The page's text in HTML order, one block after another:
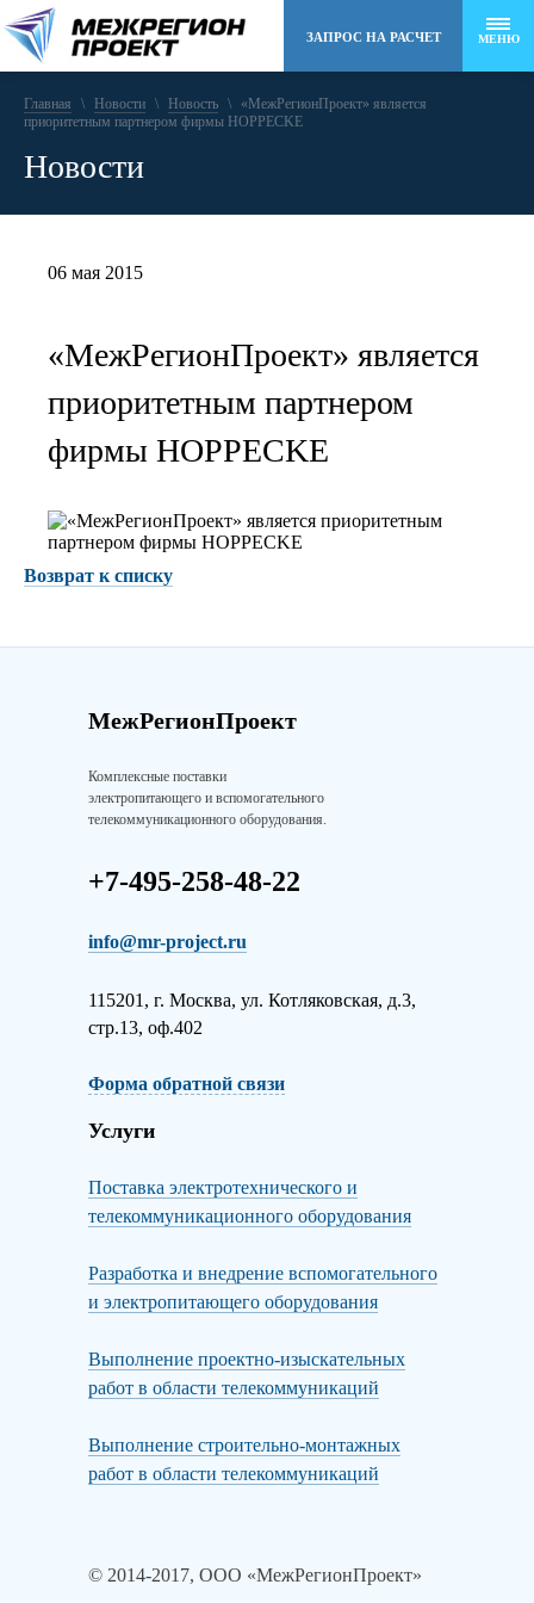
МЕНЮ
ЗАПРОС НА РАСЧЕТ
8 (495) 258-48-22
Главная \ Новости \ Новость \
«МежРегионПроект» является
приоритетным партнером фирмы HOPPECKE
Новости
06 мая 2015
«МежРегионПроект» является
приоритетным партнером
фирмы HOPPECKE
Возврат к списку
МежРегионПроект
Комплексные поставки
электропитающего и вспомогательного
телекоммуникационного оборудования.
+7-495-258-48-22
info@mr-project.ru
115201, г. Москва, ул. Котляковская, д.3,
стр.13, оф.402
Форма обратной связи
Услуги
Поставка электротехнического и
телекоммуникационного оборудования
Разработка и внедрение вспомогательного
и электропитающего оборудования
Выполнение проектно-изыскательных
работ в области телекоммуникаций
Выполнение строительно-монтажных
работ в области телекоммуникаций
© 2014-2017, ООО «МежРегионПроект»